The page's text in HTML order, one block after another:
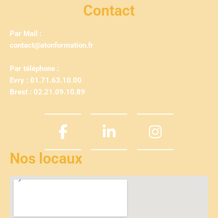
Contact
Par Mail :
contact@atonformation.fr
Par téléphone :
Evry : 01.71.63.10.00
Brest : 02.21.09.10.89
Nos locaux